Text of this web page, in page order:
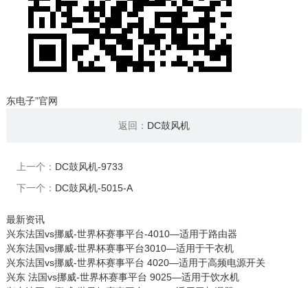
东电子”官网
返回： DC鼓风机
上一个： DC鼓风机-9733
下一个： DC鼓风机-5015-A
最新资讯
兴东法国vs挪威-世界杯赛事平台-4010—适用于路由器
兴东法国vs挪威-世界杯赛事平台3010—适用于干衣机
兴东法国vs挪威-世界杯赛事平台 4020—适用于高频电源开关
兴东 法国vs挪威-世界杯赛事平台 9025—适用于饮水机